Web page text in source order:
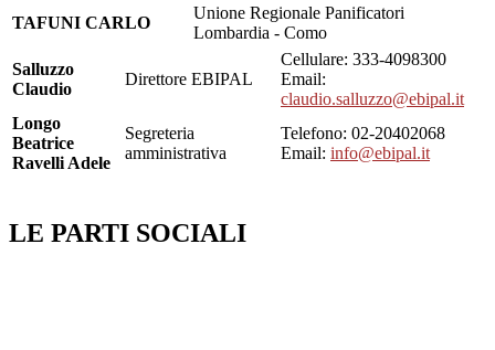
TAFUNI CARLO
Unione Regionale Panificatori
Lombardia - Como
Salluzzo
Claudio
Direttore EBIPAL
Cellulare: 333-4098300
Email:
claudio.salluzzo@ebipal.it
Longo
Beatrice
Ravelli Adele
Segreteria
amministrativa
Telefono: 02-20402068
Email: info@ebipal.it
LE PARTI SOCIALI